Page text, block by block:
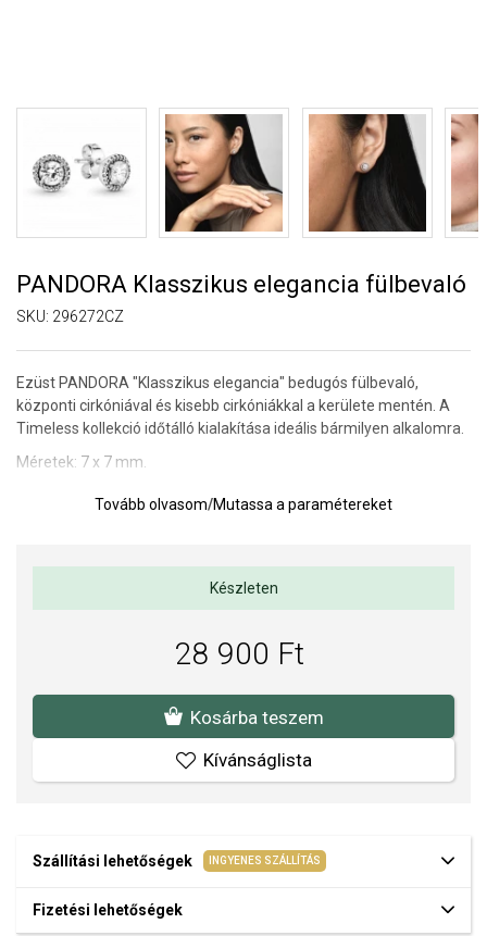
PANDORA Klasszikus elegancia fülbevaló
SKU: 296272CZ
Ezüst PANDORA "Klasszikus elegancia" bedugós fülbevaló,
központi cirkóniával és kisebb cirkóniákkal a kerülete mentén. A
Timeless kollekció időtálló kialakítása ideális bármilyen alkalomra.
Méretek: 7 x 7 mm.
Biztos lehet benne, hogy eredeti ékszert vásárol, komplett márkás
Tovább olvasom/Mutassa a paramétereket
Készleten
28 900 Ft
Kosárba teszem
Kívánságlista
Szállítási lehetőségek INGYENES SZÁLLÍTÁS
Fizetési lehetőségek